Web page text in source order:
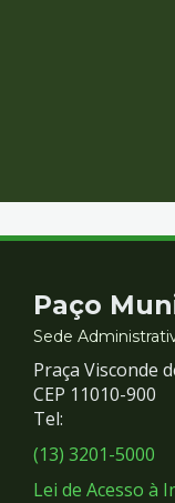
e
Redes
Sociais
Paço
Sede
Praça Visconde
CEP 11010-900
Tel:
(13) 3201-5000
Lei de Acesso à